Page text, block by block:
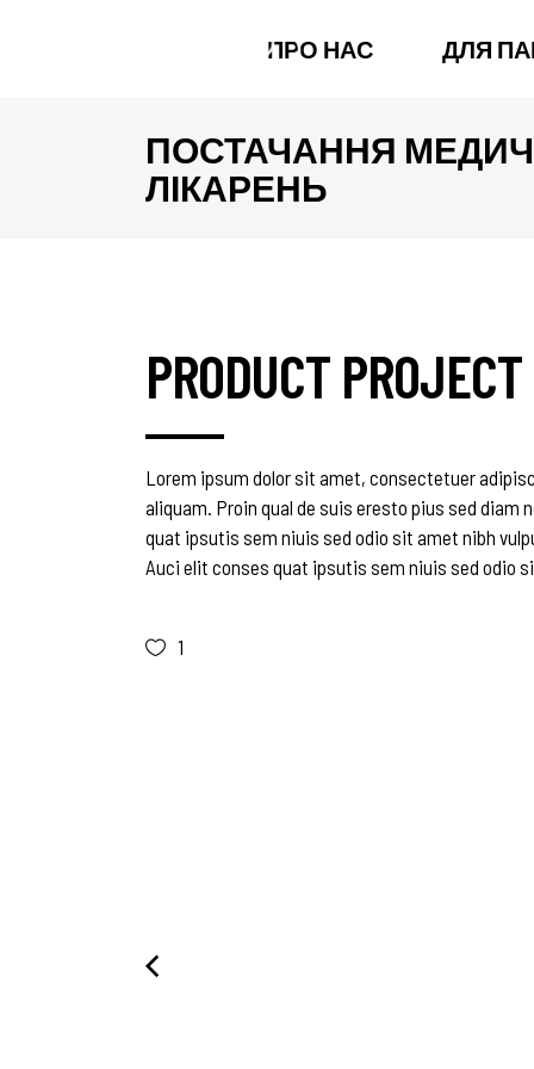
ПРО НАС ДЛЯ
ПОСТАЧАННЯ
ЛІКАРЕНЬ
PRODUCT PROJECT
Lorem ipsum dolor sit amet, consectetuer
aliquam. Proin qual de suis eresto pius sed
quat ipsutis sem niuis sed odio sit amet nibh
Auci elit conses quat ipsutis sem niuis sed odio
1